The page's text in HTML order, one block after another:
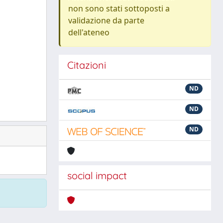
non sono stati sottoposti a
validazione da parte
dell'ateneo
Citazioni
ND
ND
ND
social impact